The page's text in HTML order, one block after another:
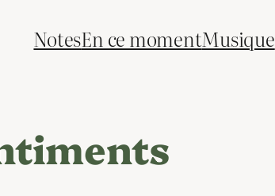
NotesEn ce momentMusique